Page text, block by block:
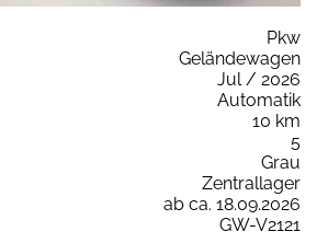
Pkw
Geländewagen
Jul / 2026
Automatik
10 km
5
Grau
Zentrallager
ab ca. 18.09.2026
GW-V2121